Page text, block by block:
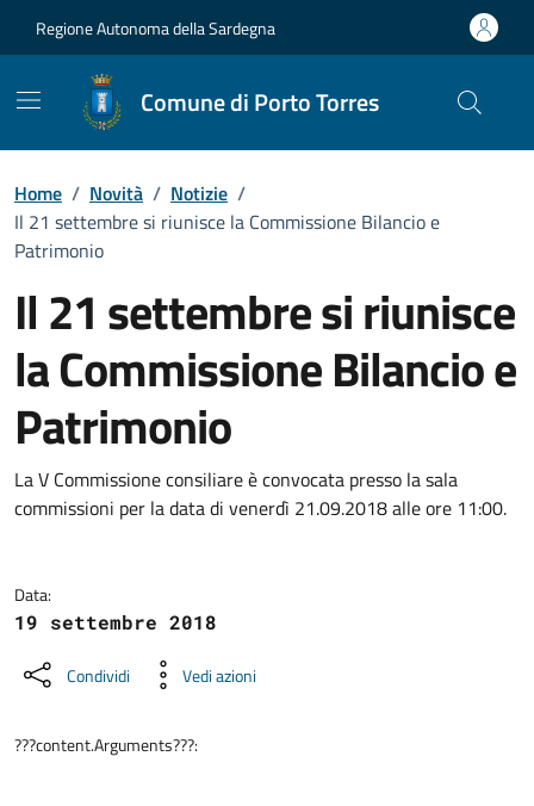
Regione Autonoma della Sardegna
Comune di Porto Torres
Home / Novità / Notizie /
Il 21 settembre si riunisce la Commissione Bilancio e
Patrimonio
Il 21 settembre si riunisce
la Commissione Bilancio e
Patrimonio
Dettagli della notizia
La V Commissione consiliare è convocata presso la sala
commissioni per la data di venerdì 21.09.2018 alle ore 11:00.
Data:
19 settembre 2018
Condividi Vedi azioni
???content.Arguments???: